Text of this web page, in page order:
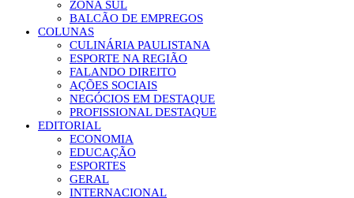
ZONA SUL
BALCÃO DE EMPREGOS
COLUNAS
CULINÁRIA PAULISTANA
ESPORTE NA REGIÃO
FALANDO DIREITO
AÇÕES SOCIAIS
NEGÓCIOS EM DESTAQUE
PROFISSIONAL DESTAQUE
EDITORIAL
ECONOMIA
EDUCAÇÃO
ESPORTES
GERAL
INTERNACIONAL